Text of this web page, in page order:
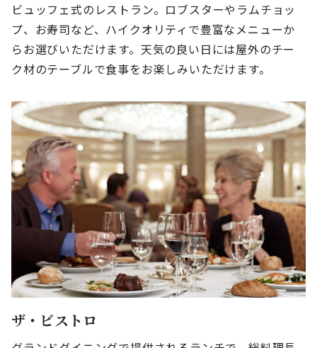
ビュッフェ式のレストラン。ロブスターやラムチョッ
プ、お寿司など、ハイクオリティで豊富なメニューか
らお選びいただけます。天気の良い日には屋外のチー
ク材のテーブルで食事をお楽しみいただけます。
ザ・ビストロ